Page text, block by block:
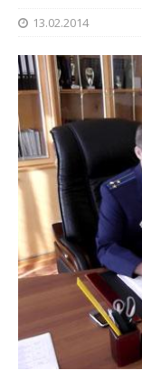
13.02.2014